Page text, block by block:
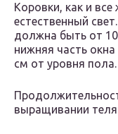
Коровки, как и
естественный
должна быть от
нижняя часть
см от уровня пола.
выращивании